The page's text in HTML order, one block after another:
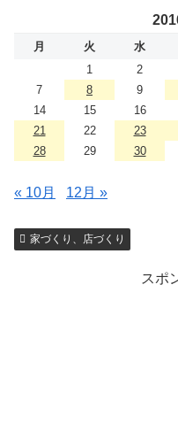
月 火 水
1
2
7
8 9
14
15 16
21
22 23
28
29 30
« 10月 12月 »
家づくり、店づくり
スポ